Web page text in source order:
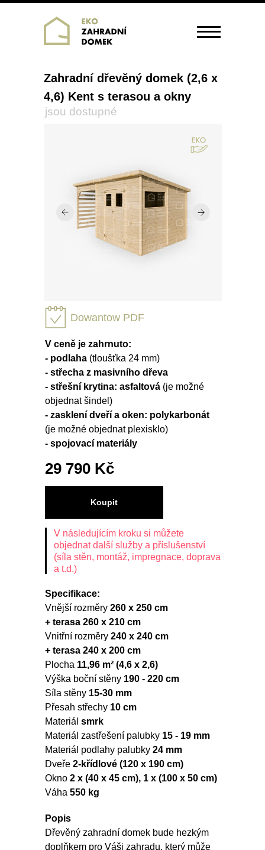
V ceně je zahrnuto:
- podlaha (tloušťka 24 mm)
- střecha z masivního dřeva
- střešní krytina: asfaltová (je možné
objednat šindel)
- zasklení dveří a oken: polykarbonát
(je možné objednat plexisklo)
- spojovací materiály
Popis
Dřevěný zahradní domek bude hezkým
doplňkem pro Váši zahradu, který může
Dowantow PDF
Zahradní dřevěný domek (2,6 x
4,6) Kent s terasou a okny
Specifikace:
Vnější rozměry 260 x 250 cm
+ terasa 260 x 210 cm
Vnitřní rozměry 240 x 240 cm
+ terasa 240 x 200 cm
Plocha 11,96 m² (4,6 x 2,6)
Výška boční stěny 190 - 220 cm
Síla stěny 15-30 mm
Přesah střechy 10 cm
Materiál smrk
Materiál zastřešení palubky 15 - 19 mm
Materiál podlahy palubky 24 mm
Dveře 2-křídlové (120 x 190 cm)
Okno 2 x (40 x 45 cm), 1 x (100 x 50 cm)
Váha 550 kg
jsou dostupné
29 790 Kč
Koupit
V následujícím kroku si můžete
objednat další služby a příslušenství
(síla stěn, montáž, impregnace, doprava
a t.d.)